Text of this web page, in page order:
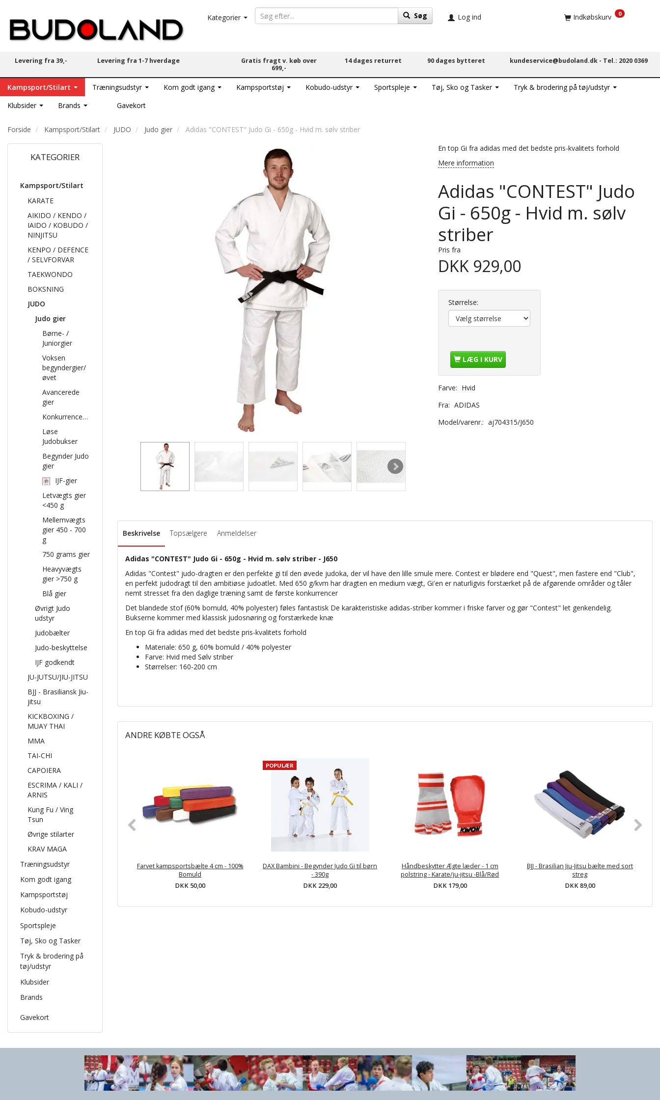
Kategorier Søg Log ind Indkøbskurv 0
Levering fra 39,- Levering fra 1-7 hverdage
Gratis fragt v. køb over
699,-
14 dages returret 90 dages bytteret kundeservice@budoland.dk - Tel.: 2020 0369
Kampsport/Stilart Træningsudstyr Kom godt igang Kampsportstøj Kobudo-udstyr Sportspleje Tøj, Sko og Tasker
Tryk & brodering på tøj/udstyr
Klubsider
Brands Gavekort
Forside Kampsport/Stilart JUDO Judo gier Adidas "CONTEST" Judo Gi - 650g - Hvid m. sølv striber
KATEGORIER
Kampsport/Stilart
KARATE
AIKIDO / KENDO /
IAIDO / KOBUDO /
NINJITSU
KENPO / DEFENCE
/ SELVFORVAR
TAEKWONDO
BOKSNING
JUDO
Judo gier
Børne- /
Juniorgier
Voksen
begyndergier/
øvet
Avancerede
gier
Konkurrencegier
Løse
Judobukser
Begynder Judo
gier
IJF-gier
Letvægts gier
<450 g
Mellemvægts
gier 450 - 700
g
750 grams gier
Heavyvægts
gier >750 g
Blå gier
Øvrigt Judo
udstyr
Judobælter
Judo-beskyttelse
IJF godkendt
JU-JUTSU/JIU-JITSU
BJJ - Brasiliansk Jiu-
jitsu
KICKBOXING /
MUAY THAI
MMA
TAI-CHI
CAPOIERA
ESCRIMA / KALI /
ARNIS
Kung Fu / Ving
Tsun
Øvrige stilarter
KRAV MAGA
Træningsudstyr
Kom godt igang
Kampsportstøj
Kobudo-udstyr
Sportspleje
Tøj, Sko og Tasker
Tryk & brodering på
tøj/udstyr
Klubsider
Brands
Gavekort
En top Gi fra adidas med det bedste pris-kvalitets forhold
Mere information
Adidas "CONTEST" Judo
Gi - 650g - Hvid m. sølv
striber
Pris fra
DKK 929,00
Størrelse:
LÆG I KURV
Farve: Hvid
Fra: ADIDAS
Model/varenr.: aj704315/J650
Beskrivelse Topsælgere Anmeldelser
Adidas "CONTEST" Judo Gi - 650g - Hvid m. sølv striber - J650
Adidas "Contest" judo-dragten er den perfekte gi til den øvede judoka, der vil have den lille smule mere. Contest er blødere end "Quest", men fastere end "Club",
en perfekt judodragt til den ambitiøse judoatlet. Med 650 g/kvm har dragten en medium vægt, Gi'en er naturligvis forstærket på de afgørende områder og tåler
nemt stresset fra den daglige træning samt de første konkurrencer
Det blandede stof (60% bomuld, 40% polyester) føles fantastisk De karakteristiske adidas-striber kommer i friske farver og gør "Contest" let genkendelig.
Bukserne kommer med klassisk judosnøring og forstærkede knæ
En top Gi fra adidas med det bedste pris-kvalitets forhold
Materiale: 650 g, 60% bomuld / 40% polyester
Farve: Hvid med Sølv striber
Størrelser: 160-200 cm
ANDRE KØBTE OGSÅ
Farvet kampsportsbælte 4 cm - 100%
Bomuld
DKK 50,00
POPULÆR
DAX Bambini - Begynder Judo Gi til børn
- 390g
DKK 229,00
Håndbeskytter Ægte læder - 1 cm
polstring - Karate/ju-jitsu -Blå/Rød
DKK 179,00
BJJ - Brasilian Jiu-Jitsu bælte med sort
streg
DKK 89,00